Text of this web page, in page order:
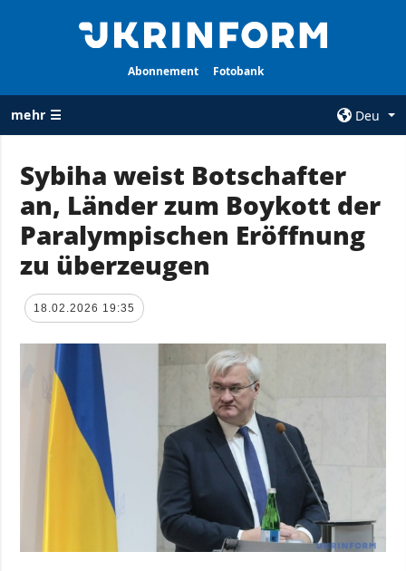
Abonnement Fotobank
mehr ☰
Deu
ALLE
RUBRIKEN
Krieg
Wiederaufbau
der Ukraine
Politik
Wirtschaft
Militär
Gesellschaft und
Kultur
Sport
Kriminalität
Notstand und
AGENTUR
Über uns
und zum Schutz
personenbezogener
Daten
Sybiha weist Botschafter
an, Länder zum Boykott der
Paralympischen Eröffnung
zu überzeugen
18.02.2026 19:35